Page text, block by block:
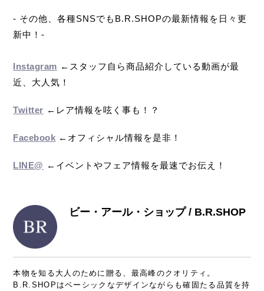
- その他、各種SNSでもB.R.SHOPの最新情報を日々更
新中！-
Instagram ←スタッフ自ら商品紹介している動画が最
近、大人気！
Twitter ←レア情報を呟く事も！？
Facebook ←オフィシャル情報を是非！
LINE@ ←イベントやフェア情報を最速でお伝え！
ビー・アール・ショップ / B.R.SHOP
本物を知る大人のために贈る、最高峰のクオリティ。
B.R.SHOPはベーシックなデザインながらも確固たる品質を持